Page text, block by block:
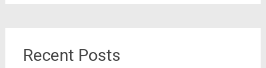
Recent Posts